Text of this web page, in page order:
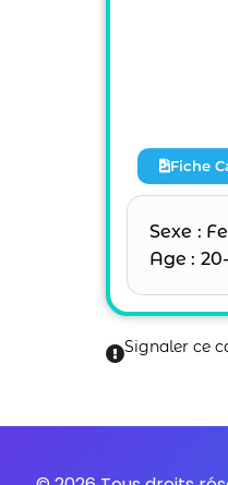
Fiche
Sexe :
Age :
Signaler ce